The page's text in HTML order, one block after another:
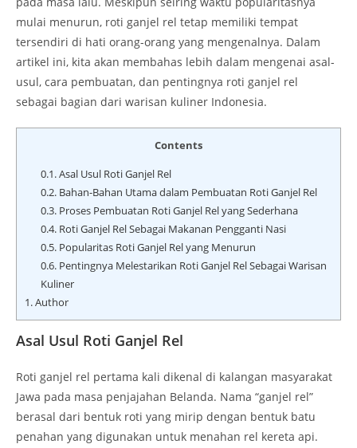
mulai menurun, roti ganjel rel tetap memiliki tempat
tersendiri di hati orang-orang yang mengenalnya. Dalam
artikel ini, kita akan membahas lebih dalam mengenai asal-
usul, cara pembuatan, dan pentingnya roti ganjel rel
sebagai bagian dari warisan kuliner Indonesia.
Contents
0.1.Asal Usul Roti Ganjel Rel
0.2.Bahan-Bahan Utama dalam Pembuatan Roti Ganjel Rel
0.3.Proses Pembuatan Roti Ganjel Rel yang Sederhana
0.4.Roti Ganjel Rel Sebagai Makanan Pengganti Nasi
0.5.Popularitas Roti Ganjel Rel yang Menurun
0.6.Pentingnya Melestarikan Roti Ganjel Rel Sebagai Warisan
Kuliner
1.Author
Asal Usul Roti Ganjel Rel
Roti ganjel rel pertama kali dikenal di kalangan masyarakat
Jawa pada masa penjajahan Belanda. Nama “ganjel rel”
berasal dari bentuk roti yang mirip dengan bentuk batu
penahan yang digunakan untuk menahan rel kereta api.